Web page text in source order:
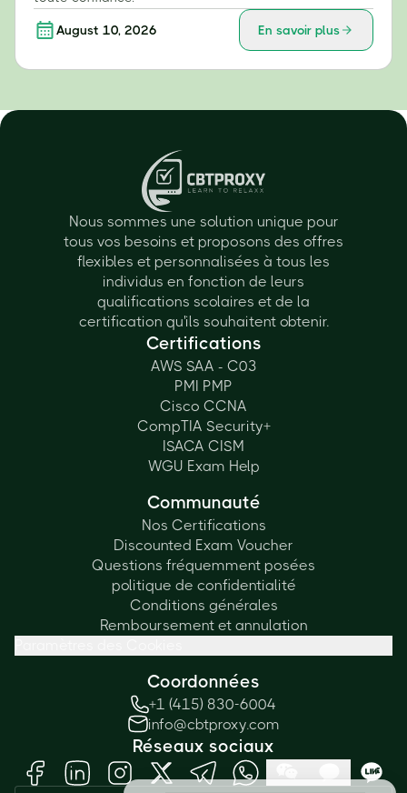
August 10, 2026 En savoir plus
Nous sommes une solution unique pour
tous vos besoins et proposons des offres
flexibles et personnalisées à tous les
individus en fonction de leurs
qualifications scolaires et de la
certification qu'ils souhaitent obtenir.
Certifications
AWS SAA - C03
PMI PMP
Cisco CCNA
CompTIA Security+
ISACA CISM
WGU Exam Help
Communauté
Nos Certifications
Discounted Exam Voucher
Questions fréquemment posées
politique de confidentialité
Conditions générales
Remboursement et annulation
Coordonnées
+1 (415) 830-6004
info@cbtproxy.com
Réseaux sociaux